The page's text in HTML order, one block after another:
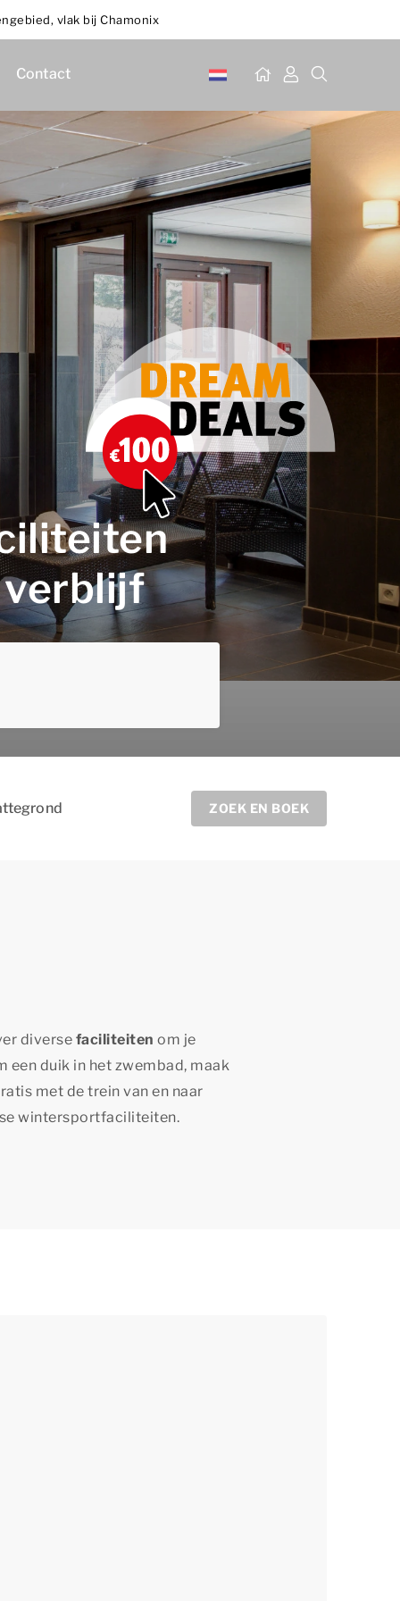
vlak bij Chamonix
Contact
verblijf
ZOEK EN BOEK
diverse faciliteiten om je
een duik in het zwembad, maak
met de trein van en naar
wintersportfaciliteiten.